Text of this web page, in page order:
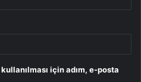
için adım, e-posta